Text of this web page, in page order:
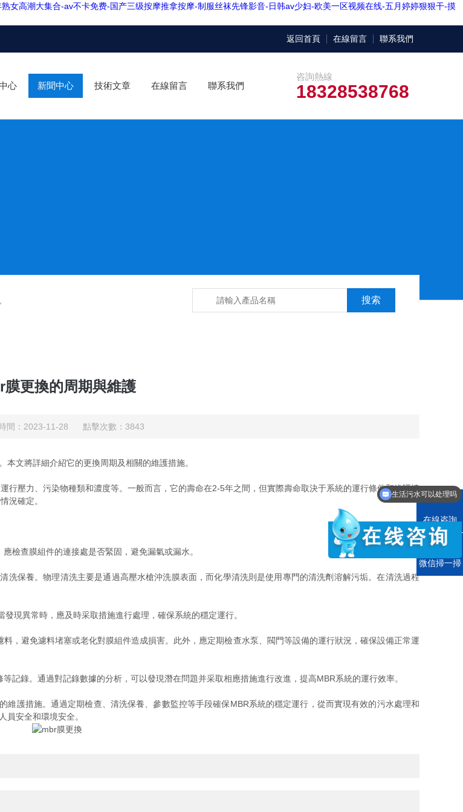
高潮大集合-av不卡免费-国产三级按摩推拿按摩-制服丝袜先锋影音-日韩av少妇-欧美一区视频在线-五月婷婷狠狠干-摸
返回首頁 在線留言 聯系我們
咨詢熱線
18328538768
心 新聞中心 技術文章 在線留言 聯系我們
膜更換的周期與維護
間：2023-11-28 點擊次數：3843
文將詳細介紹它的更換周期及相關的維護措施。
壓力、污染物種類和濃度等。一般而言，它的壽命在2-5年之間，但實際壽命取決于系統的運行條件和維護情
況確定。
查膜組件的連接處是否緊固，避免漏氣或漏水。
保養。物理清洗主要是通過高壓水槍沖洗膜表面，而化學清洗則是使用專門的清洗劑溶解污垢。在清洗過程
異常時，應及時采取措施進行處理，確保系統的穩定運行。
避免濾料堵塞或老化對膜組件造成損害。此外，應定期檢查水泵、閥門等設備的運行狀況，確保設備正常運
錄。通過對記錄數據的分析，可以發現潛在問題并采取相應措施進行改進，提高MBR系統的運行效率。
措施。通過定期檢查、清洗保養、參數監控等手段確保MBR系統的穩定運行，從而實現有效的污水處理和
員安全和環境安全。
在線咨詢
電話
微信掃一掃
生活污水可以处理吗